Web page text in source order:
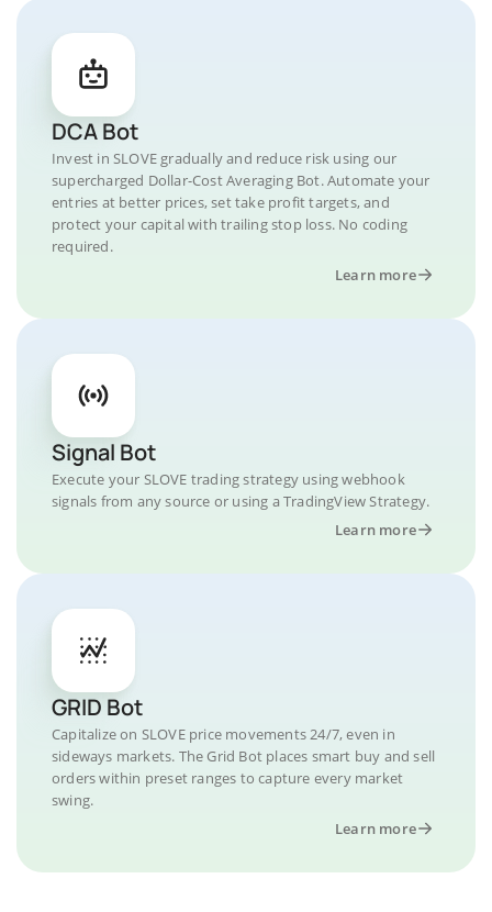
DCA Bot
Invest in SLOVE gradually and reduce risk using our
supercharged Dollar-Cost Averaging Bot. Automate your
entries at better prices, set take profit targets, and
protect your capital with trailing stop loss. No coding
required.
Learn more
Signal Bot
Execute your SLOVE trading strategy using webhook
signals from any source or using a TradingView Strategy.
Learn more
GRID Bot
Capitalize on SLOVE price movements 24/7, even in
sideways markets. The Grid Bot places smart buy and sell
orders within preset ranges to capture every market
swing.
Learn more